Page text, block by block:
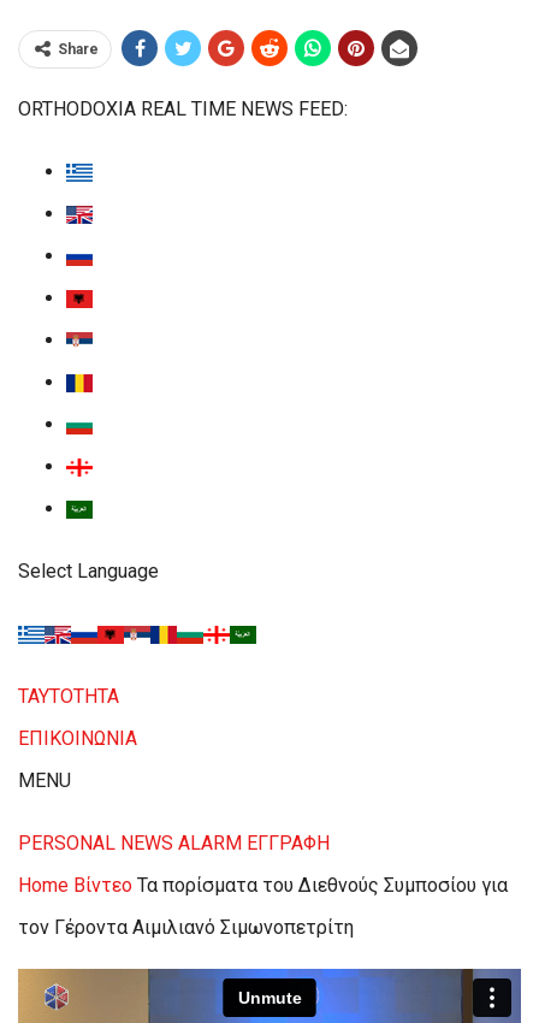
Share
ORTHODOXIA REAL TIME NEWS FEED:
Select Language
ΤΑΥΤΟΤΗΤΑ
ΕΠΙΚΟΙΝΩΝΙΑ
MENU
PERSONAL NEWS ALARM ΕΓΓΡΑΦΗ
Home Βίντεο Τα πορίσματα του Διεθνούς Συμποσίου για
τον Γέροντα Αιμιλιανό Σιμωνοπετρίτη